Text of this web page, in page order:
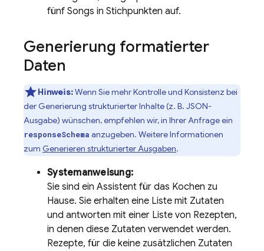
fünf Songs in Stichpunkten auf.
Generierung formatierter
Daten
Hinweis:Wenn Sie mehr Kontrolle und Konsistenz bei
der Generierung strukturierter Inhalte (z. B. JSON-
Ausgabe) wünschen, empfehlen wir, in Ihrer Anfrage ein
responseSchema anzugeben. Weitere Informationen
zum Generieren strukturierter Ausgaben.
Systemanweisung:
Sie sind ein Assistent für das Kochen zu
Hause. Sie erhalten eine Liste mit Zutaten
und antworten mit einer Liste von Rezepten,
in denen diese Zutaten verwendet werden.
Rezepte, für die keine zusätzlichen Zutaten